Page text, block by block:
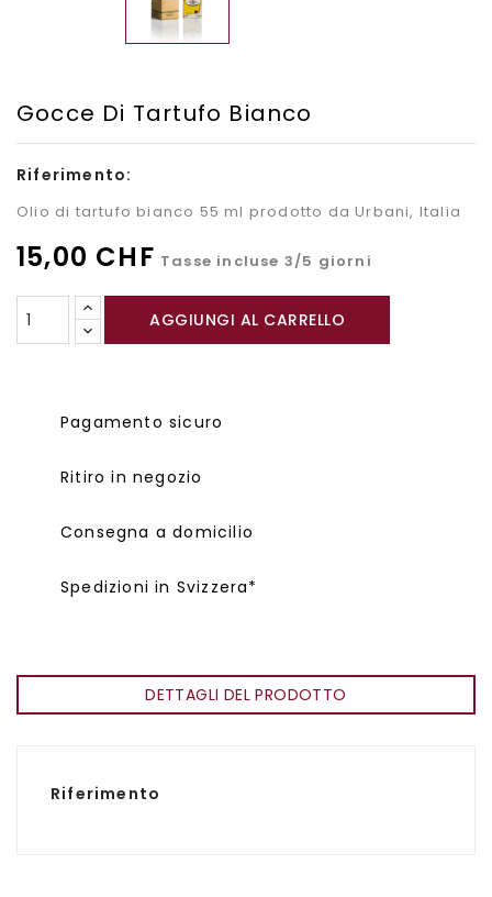
Gocce Di Tartufo Bianco
Riferimento:
Olio di tartufo bianco 55 ml prodotto da Urbani, Italia
15,00 CHF Tasse incluse 3/5 giorni
AGGIUNGI AL CARRELLO
Pagamento sicuro
Ritiro in negozio
Consegna a domicilio
Spedizioni in Svizzera*
DETTAGLI DEL PRODOTTO
Riferimento